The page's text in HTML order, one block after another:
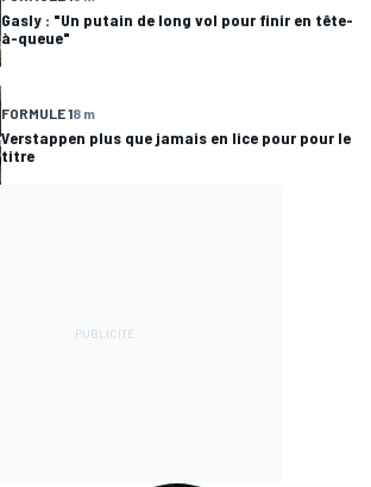
Gasly : "Un putain de long vol pour finir en tête-
à-queue"
FORMULE 18 m
Verstappen plus que jamais en lice pour pour le
titre